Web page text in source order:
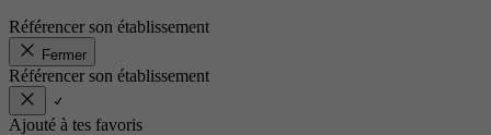
Référencer son établissement
Fermer
Référencer son établissement
Ajouté à tes favoris